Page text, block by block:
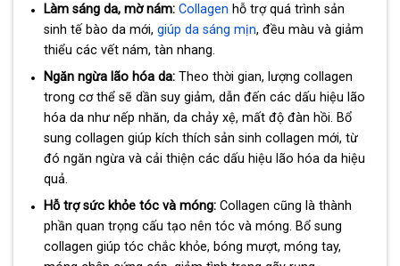
Làm sáng da, mờ nám: Collagen hỗ trợ quá trình sản
sinh tế bào da mới, giúp da sáng mịn, đều màu và giảm
thiểu các vết nám, tàn nhang.
Ngăn ngừa lão hóa da:Theo thời gian, lượng collagen
trong cơ thể sẽ dần suy giảm, dẫn đến các dấu hiệu lão
hóa da như nếp nhăn, da chảy xệ, mất độ đàn hồi. Bổ
sung collagen giúp kích thích sản sinh collagen mới, từ
đó ngăn ngừa và cải thiện các dấu hiệu lão hóa da hiệu
quả.
Hỗ trợ sức khỏe tóc và móng:Collagen cũng là thành
phần quan trọng cấu tạo nên tóc và móng. Bổ sung
collagen giúp tóc chắc khỏe, bóng mượt, móng tay,